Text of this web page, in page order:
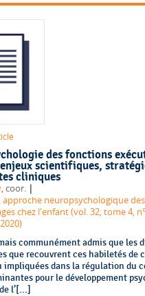
des fonctions
scientifiques,
cliniques
, coor. |
approche neuropsychologique des
chez l'enfant (vol. 32, tome 4,
communément admis que les
que recouvrent ces habiletés de
impliquées dans la régulation du
pour le développement
l’[...]